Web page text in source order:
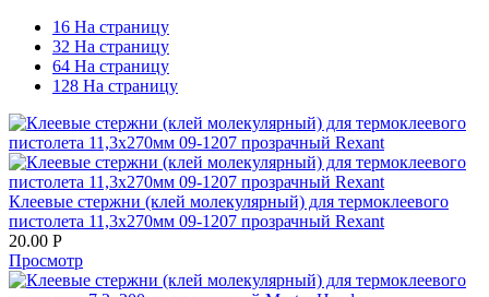
16 На страницу
32 На страницу
64 На страницу
128 На страницу
Клеевые стержни (клей молекулярный) для термоклеевого
пистолета 11,3х270мм 09-1207 прозрачный Rexant
20.00 Р
Просмотр